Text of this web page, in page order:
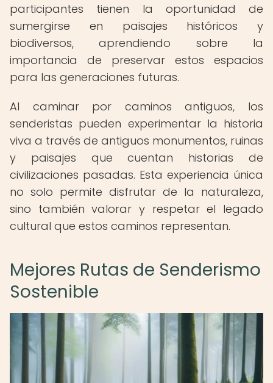
participantes tienen la oportunidad de
sumergirse en paisajes históricos y
biodiversos, aprendiendo sobre la
importancia de preservar estos espacios
para las generaciones futuras.
Al caminar por caminos antiguos, los
senderistas pueden experimentar la historia
viva a través de antiguos monumentos, ruinas
y paisajes que cuentan historias de
civilizaciones pasadas. Esta experiencia única
no solo permite disfrutar de la naturaleza,
sino también valorar y respetar el legado
cultural que estos caminos representan.
Mejores Rutas de Senderismo
Sostenible